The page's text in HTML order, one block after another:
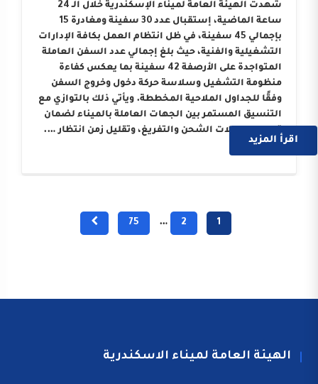
شهدت الهيئة العامة لميناء الإسكندرية خلال الـ 24
ساعة الماضية، إستقبال عدد 30 سفينة ومغادرة 15
بإجمالي 45 سفينة، في ظل انتظام العمل بكافة الإدارات
التشغيلية والفنية، حيث بلغ إجمالي عدد السفن العاملة
المتواجدة على الأرصفة 42 سفينة بما يعكس كفاءة
منظومة التشغيل وسلاسة حركة دخول وخروج السفن
وفقًا للجداول الملاحية المخططة. ويأتي ذلك بالتوازي مع
التنسيق المستمر بين الجهات العاملة بالميناء لضمان
تسريع معدلات الشحن والتفريغ، وتقليل زمن انتظار ….
اقرأ المزيد
1
2
…
75
الهيئة العامة لميناء الاسكندرية